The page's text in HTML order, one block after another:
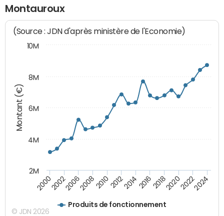
Montauroux
Montant (€)
(Source : JDN d'après ministère de l'Economie)
Produits de fonctionnement
200020022006200820102012201420162018202020222024
2M
4M
6M
8M
10M
© JDN 2026